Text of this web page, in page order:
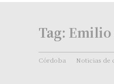
Tag: Emilio
Córdoba Noticias de